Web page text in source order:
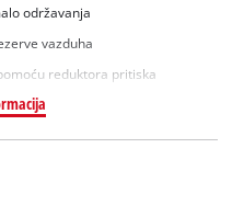
održavanja
vazduha
reduktora pritiska